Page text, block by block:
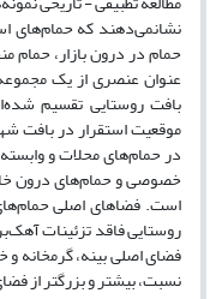
حمام در درون بازار، حمام
عنوان عنصری از یک
بافت روستایی تقسیم
موقعیت استقرار در بافت
در حمام‌های محلات و
خصوصی و حمام‌های درون
است. فضاهای اصلی
فضای اصلی بینه، گرمخانه
نسبت، بیشتر و بزرگتر از